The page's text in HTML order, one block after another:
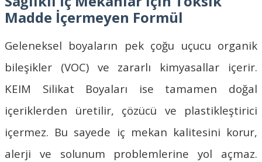
Madde İçermeyen Formül
Geleneksel boyaların pek çoğu uçucu organik
bileşikler (VOC) ve zararlı kimyasallar içerir.
KEIM Silikat Boyaları ise tamamen doğal
içeriklerden üretilir, çözücü ve plastikleştirici
içermez. Bu sayede iç mekan kalitesini korur,
alerji ve solunum problemlerine yol açmaz.